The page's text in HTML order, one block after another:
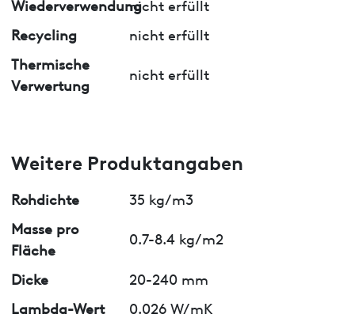
Wiederverwendungnicht erfüllt
Recycling
nicht erfüllt
Thermische
Verwertung
nicht erfüllt
Weitere Produktangaben
Rohdichte
35 kg/m3
Masse pro
Fläche
0.7-8.4 kg/m2
Dicke
20-240 mm
Lambda-Wert
0.026 W/mK